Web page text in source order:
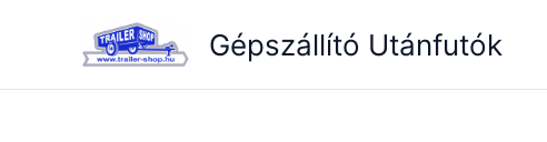
Gépszállító Utánfutók